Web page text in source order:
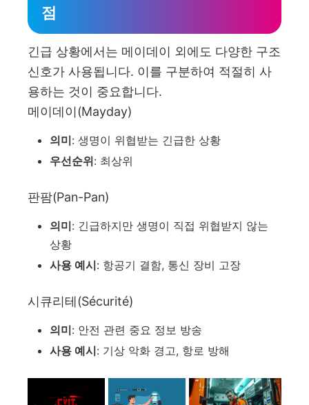
점
긴급 상황에서는 메이데이 외에도 다양한 구조
신호가 사용됩니다. 이를 구분하여 적절히 사
용하는 것이 중요합니다.
메이데이(Mayday)
의미: 생명이 위협받는 긴급한 상황
우선순위: 최상위
판팜(Pan-Pan)
의미: 긴급하지만 생명이 직접 위협받지 않는
상황
사용 예시: 항공기 결함, 통신 장비 고장
시큐리테(Sécurité)
의미: 안전 관련 중요 정보 방송
사용 예시: 기상 악화 경고, 항로 방해